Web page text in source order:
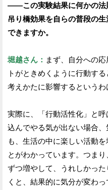
——この実験結果に何かの法
吊り橋効果を自らの普段の
できますか。
堀越さん： まず、自分への
トがときめくように行動す
考えかたに影響するというわ
実際に、「行動活性化」と
込んでやる気が出ない場合
も、生活の中に楽しい活動
とがわかっています。つま
ずつ増やして、うれしかっ
くと、結果的に気分が変わ